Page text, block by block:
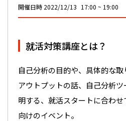
開催日時 2022/12/13 17:00 19:00
就活対策講座とは？
自己分析の目的や、具体的な
アウトプットの話、自己分析
明する、就活スタートに合わ
向けのイベント。